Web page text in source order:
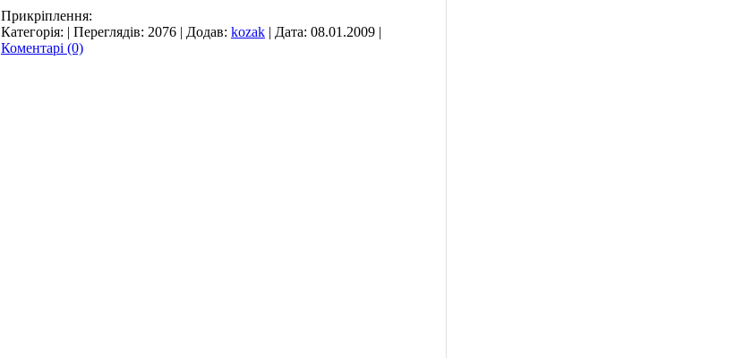
Прикріплення:
Категорія: | Переглядів: 2076 | Додав: kozak | Дата: 08.01.2009 |
Коментарі (0)